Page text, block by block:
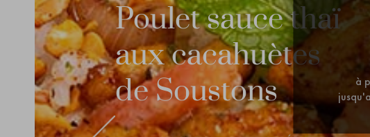
à
Poulet sauce thaï
aux cacahuètes
de Soustons